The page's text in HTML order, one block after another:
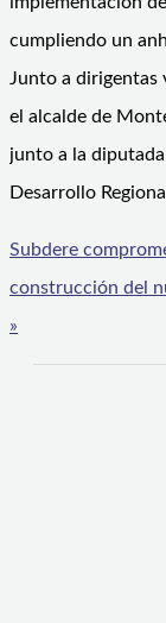
cumpliendo un
Junto a dirigentas
el alcalde de
junto a la
Desarrollo
Subdere
construcción del
»